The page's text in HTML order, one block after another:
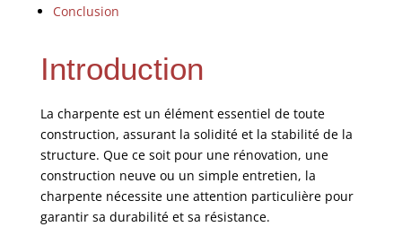
Conclusion
Introduction
La charpente est un élément essentiel de toute
construction, assurant la solidité et la stabilité de la
structure. Que ce soit pour une rénovation, une
construction neuve ou un simple entretien, la
charpente nécessite une attention particulière pour
garantir sa durabilité et sa résistance.